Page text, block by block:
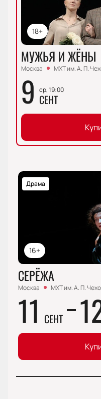
18+
МУЖЬЯ И ЖЁНЫ
Москва МХТ им. А. П.
9 ср, 19:00
СЕНТ
16+
Драма
СЕРЁЖА
Москва МХТ им. А. П.
11 СЕНТ